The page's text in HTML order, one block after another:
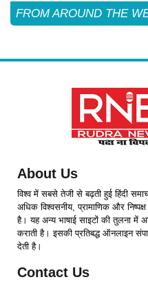
FROM AROUND THE
About Us
विश्व में सबसे तेजी से बढ़ती हुई हिंदी
अधिक विश्वसनीय, प्रामाणिक और
है। यह अन्य भाषाई साइटों की तुलना में
कराती है। इसकी प्रतिबद्ध ऑनलाइन
देती है।
Contact Us